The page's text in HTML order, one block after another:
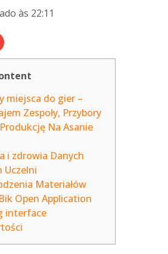
às 22:11
miejsca do gier –
Zespoły, Przybory
Na Asanie
i zdrowia Danych
Uczelni
Materiałów
Open Application
interface